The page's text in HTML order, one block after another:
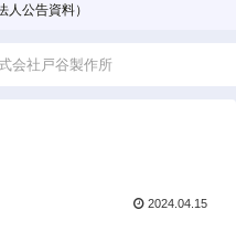
人公告資料）
会社戸谷製作所
2024.04.15